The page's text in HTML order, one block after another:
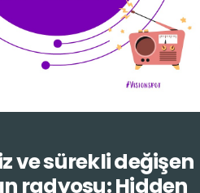
ve sürekli değişen
radyosu: Hidden